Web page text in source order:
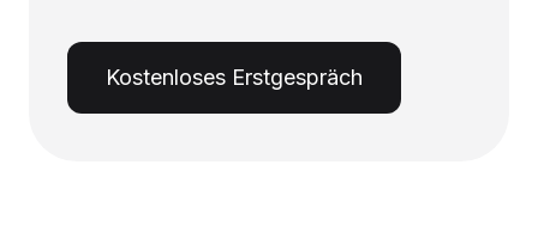
Kostenloses Erstgespräch